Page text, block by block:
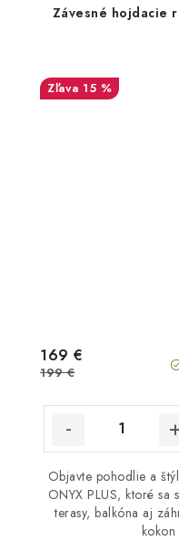
Závesné hojdacie
15 %
169 €
199 €
Objavte pohodlie a
ONYX PLUS, ktoré sa
terasy, balkóna aj
kokon